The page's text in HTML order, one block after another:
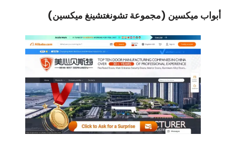
ميكسين (مجموعة تشونغتشينغ ميكسين)